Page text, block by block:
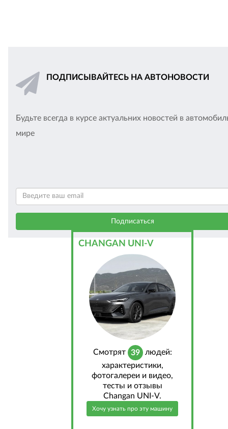
ПОДПИСЫВАЙТЕСЬ НА АВТОНОВОСТИ
Будьте всегда в курсе актуальних новостей в
мире
CHANGAN UNI-V
Cмотрят 39 людей:
характеристики,
фотогалереи и видео,
тесты и отзывы
Changan UNI-V.
Хочу узнать про эту машину